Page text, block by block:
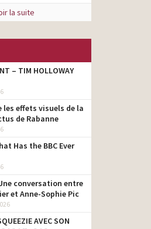
la suite
– TIM HOLLOWAY
les effets visuels de la
de Rabanne
Has the BBC Ever
Une conversation entre
et Anne-Sophie Pic
AVEC SON